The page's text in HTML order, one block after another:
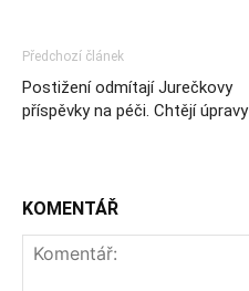
Předchozí článek
Postižení odmítají Jurečkovy
příspěvky na péči. Chtějí úpravy
KOMENTÁŘ